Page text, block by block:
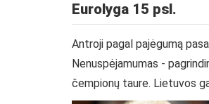
Eurolyga 15 psl.
Antroji pagal pajėgumą
Nenuspėjamumas -
čempionų taure. Lietuvos